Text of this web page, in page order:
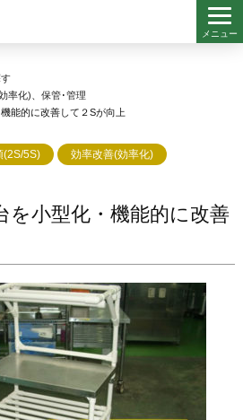
率化) 、保管･管理
能的に改善して２Sが向上
(2S/5S)
効率改善(効率化)
を小型化・機能的に改善
メニュー